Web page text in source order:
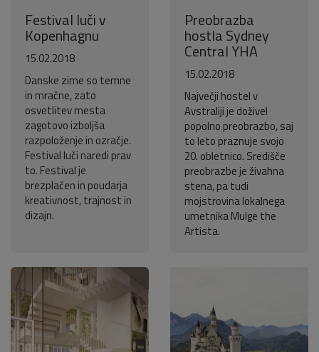
Festival luči v
Kopenhagnu
15.02.2018
Danske zime so temne
in mračne, zato
osvetlitev mesta
zagotovo izboljša
razpoloženje in ozračje.
Festival luči naredi prav
to. Festival je
brezplačen in poudarja
kreativnost, trajnost in
dizajn.
Preobrazba
hostla Sydney
Central YHA
15.02.2018
Največji hostel v
Avstraliji je doživel
popolno preobrazbo, saj
to leto praznuje svojo
20. obletnico. Središče
preobrazbe je živahna
stena, pa tudi
mojstrovina lokalnega
umetnika Mulge the
Artista.